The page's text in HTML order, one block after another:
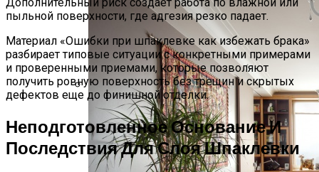
На Зубок. Главный Стоматолог РФ
Назвал Продукт, Которым Заканчивать
Ужин
Дополнительный риск создает работа по влажной или
пыльной поверхности, где адгезия резко падает.
Материал «Ошибки при шпаклевке как избежать брака»
разбирает типовые ситуации с конкретными примерами
и проверенными приемами, которые позволяют
получить ровную поверхность без трещин и скрытых
дефектов еще до финишной отделки.
Неподготовленное Основание И
Последствия Для Слоя Шпаклевки